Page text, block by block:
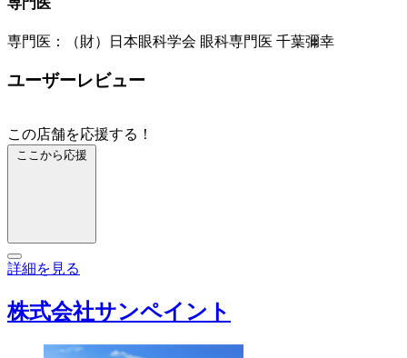
専門医：（財）日本眼科学会 眼科専門医 千葉彌幸
ユーザーレビュー
この店舗を応援する！
ここから応援
詳細を見る
株式会社サンペイント